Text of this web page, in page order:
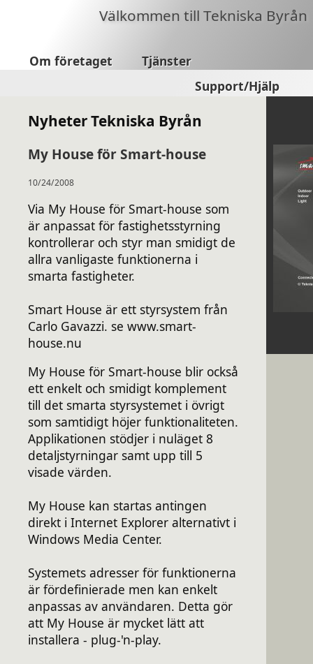
Välkommen till Tekniska Byrån
Om företaget
Tjänster
Support/Hjälp
Nyheter Tekniska Byrån
My House för Smart-house
10/24/2008
Via My House för Smart-house som
är anpassat för fastighetsstyrning
kontrollerar och styr man smidigt de
allra vanligaste funktionerna i
smarta fastigheter.
Smart House är ett styrsystem från
Carlo Gavazzi. se www.smart-
house.nu
My House för Smart-house blir också
ett enkelt och smidigt komplement
till det smarta styrsystemet i övrigt
som samtidigt höjer funktionaliteten.
Applikationen stödjer i nuläget 8
detaljstyrningar samt upp till 5
visade värden.
My House kan startas antingen
direkt i Internet Explorer alternativt i
Windows Media Center.
Systemets adresser för funktionerna
är fördefinierade men kan enkelt
anpassas av användaren. Detta gör
att My House är mycket lätt att
installera - plug-'n-play.